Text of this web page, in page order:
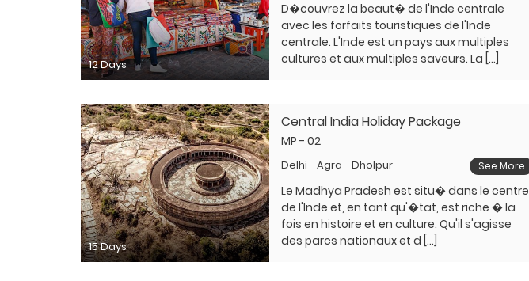
12 Days
D�couvrez la beaut� de l'Inde centrale
avec les forfaits touristiques de l'Inde
centrale. L'Inde est un pays aux multiples
cultures et aux multiples saveurs. La […]
15 Days
Central India Holiday Package
MP - 02
Delhi - Agra - Dholpur See More
Le Madhya Pradesh est situ� dans le centre
de l'Inde et, en tant qu'�tat, est riche � la
fois en histoire et en culture. Qu'il s'agisse
des parcs nationaux et d […]